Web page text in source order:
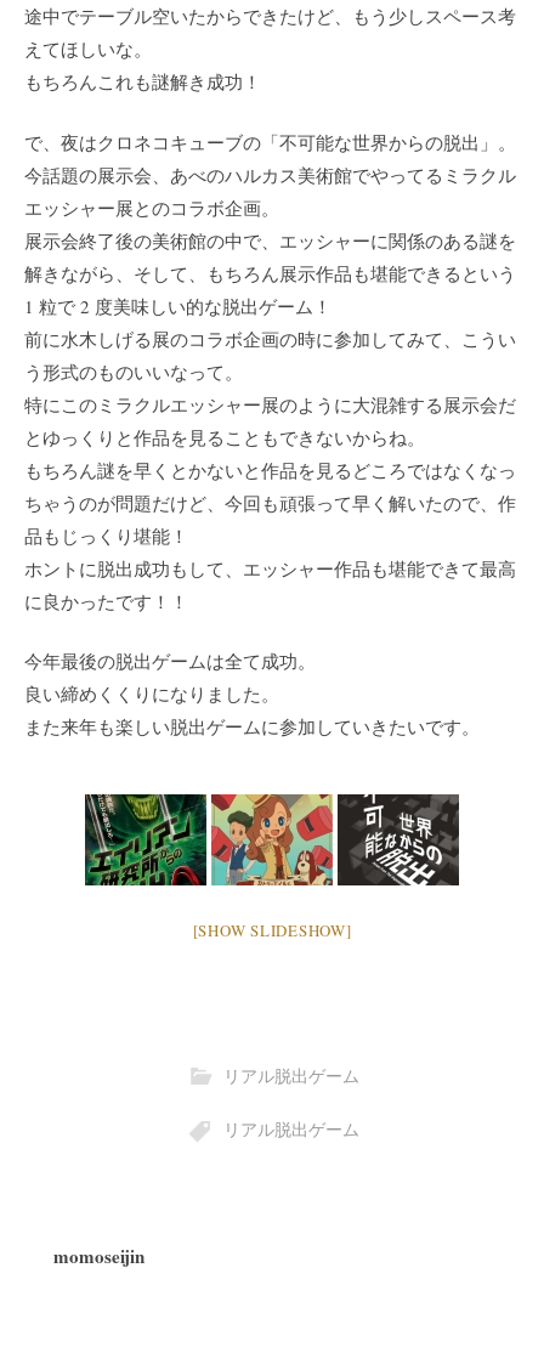
途中でテーブル空いたからできたけど、もう少しスペース考
えてほしいな。
もちろんこれも謎解き成功！
で、夜はクロネコキューブの「不可能な世界からの脱出」。
今話題の展示会、あべのハルカス美術館でやってるミラクル
エッシャー展とのコラボ企画。
展示会終了後の美術館の中で、エッシャーに関係のある謎を
解きながら、そして、もちろん展示作品も堪能できるという
1 粒で 2 度美味しい的な脱出ゲーム！
前に水木しげる展のコラボ企画の時に参加してみて、こうい
う形式のものいいなって。
特にこのミラクルエッシャー展のように大混雑する展示会だ
とゆっくりと作品を見ることもできないからね。
もちろん謎を早くとかないと作品を見るどころではなくなっ
ちゃうのが問題だけど、今回も頑張って早く解いたので、作
品もじっくり堪能！
ホントに脱出成功もして、エッシャー作品も堪能できて最高
に良かったです！！
今年最後の脱出ゲームは全て成功。
良い締めくくりになりました。
また来年も楽しい脱出ゲームに参加していきたいです。
[SHOW SLIDESHOW]
リアル脱出ゲーム
リアル脱出ゲーム
momoseijin